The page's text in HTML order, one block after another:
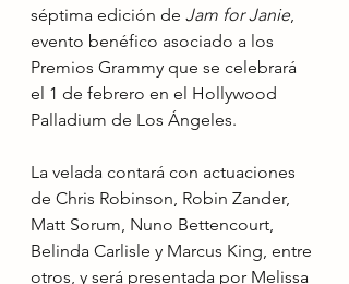
séptima edición de Jam for Janie,
evento benéfico asociado a los
Premios Grammy que se celebrará
el 1 de febrero en el Hollywood
Palladium de Los Ángeles.
La velada contará con actuaciones
de Chris Robinson, Robin Zander,
Matt Sorum, Nuno Bettencourt,
Belinda Carlisle y Marcus King, entre
otros, y será presentada por Melissa